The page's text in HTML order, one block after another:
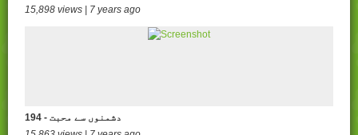
15,898 views | 7 years ago
194 - دشمنوں سے محبت